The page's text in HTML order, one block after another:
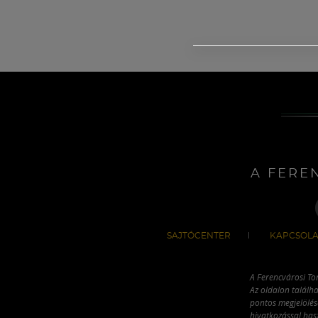
A
SAJTÓCENTER
A Ferencvárosi
Az oldalon
pontos
hivatkozással